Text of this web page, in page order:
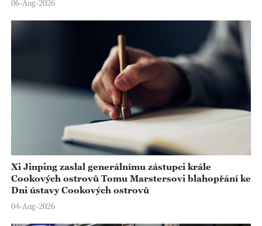
06-Aug-2026
Xi Jinping zaslal generálnímu zástupci krále
Cookových ostrovů Tomu Marstersovi blahopřání ke
Dni ústavy Cookových ostrovů
04-Aug-2026